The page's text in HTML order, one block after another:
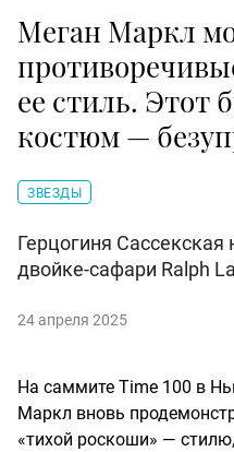
Меган Маркл
ее стиль. Этот
костюм —
ЗВЕЗДЫ
Герцогиня
двойке-сафари Ralph
24 апреля 2025
На саммите Time 100 в
Маркл вновь
«тихой роскоши» —